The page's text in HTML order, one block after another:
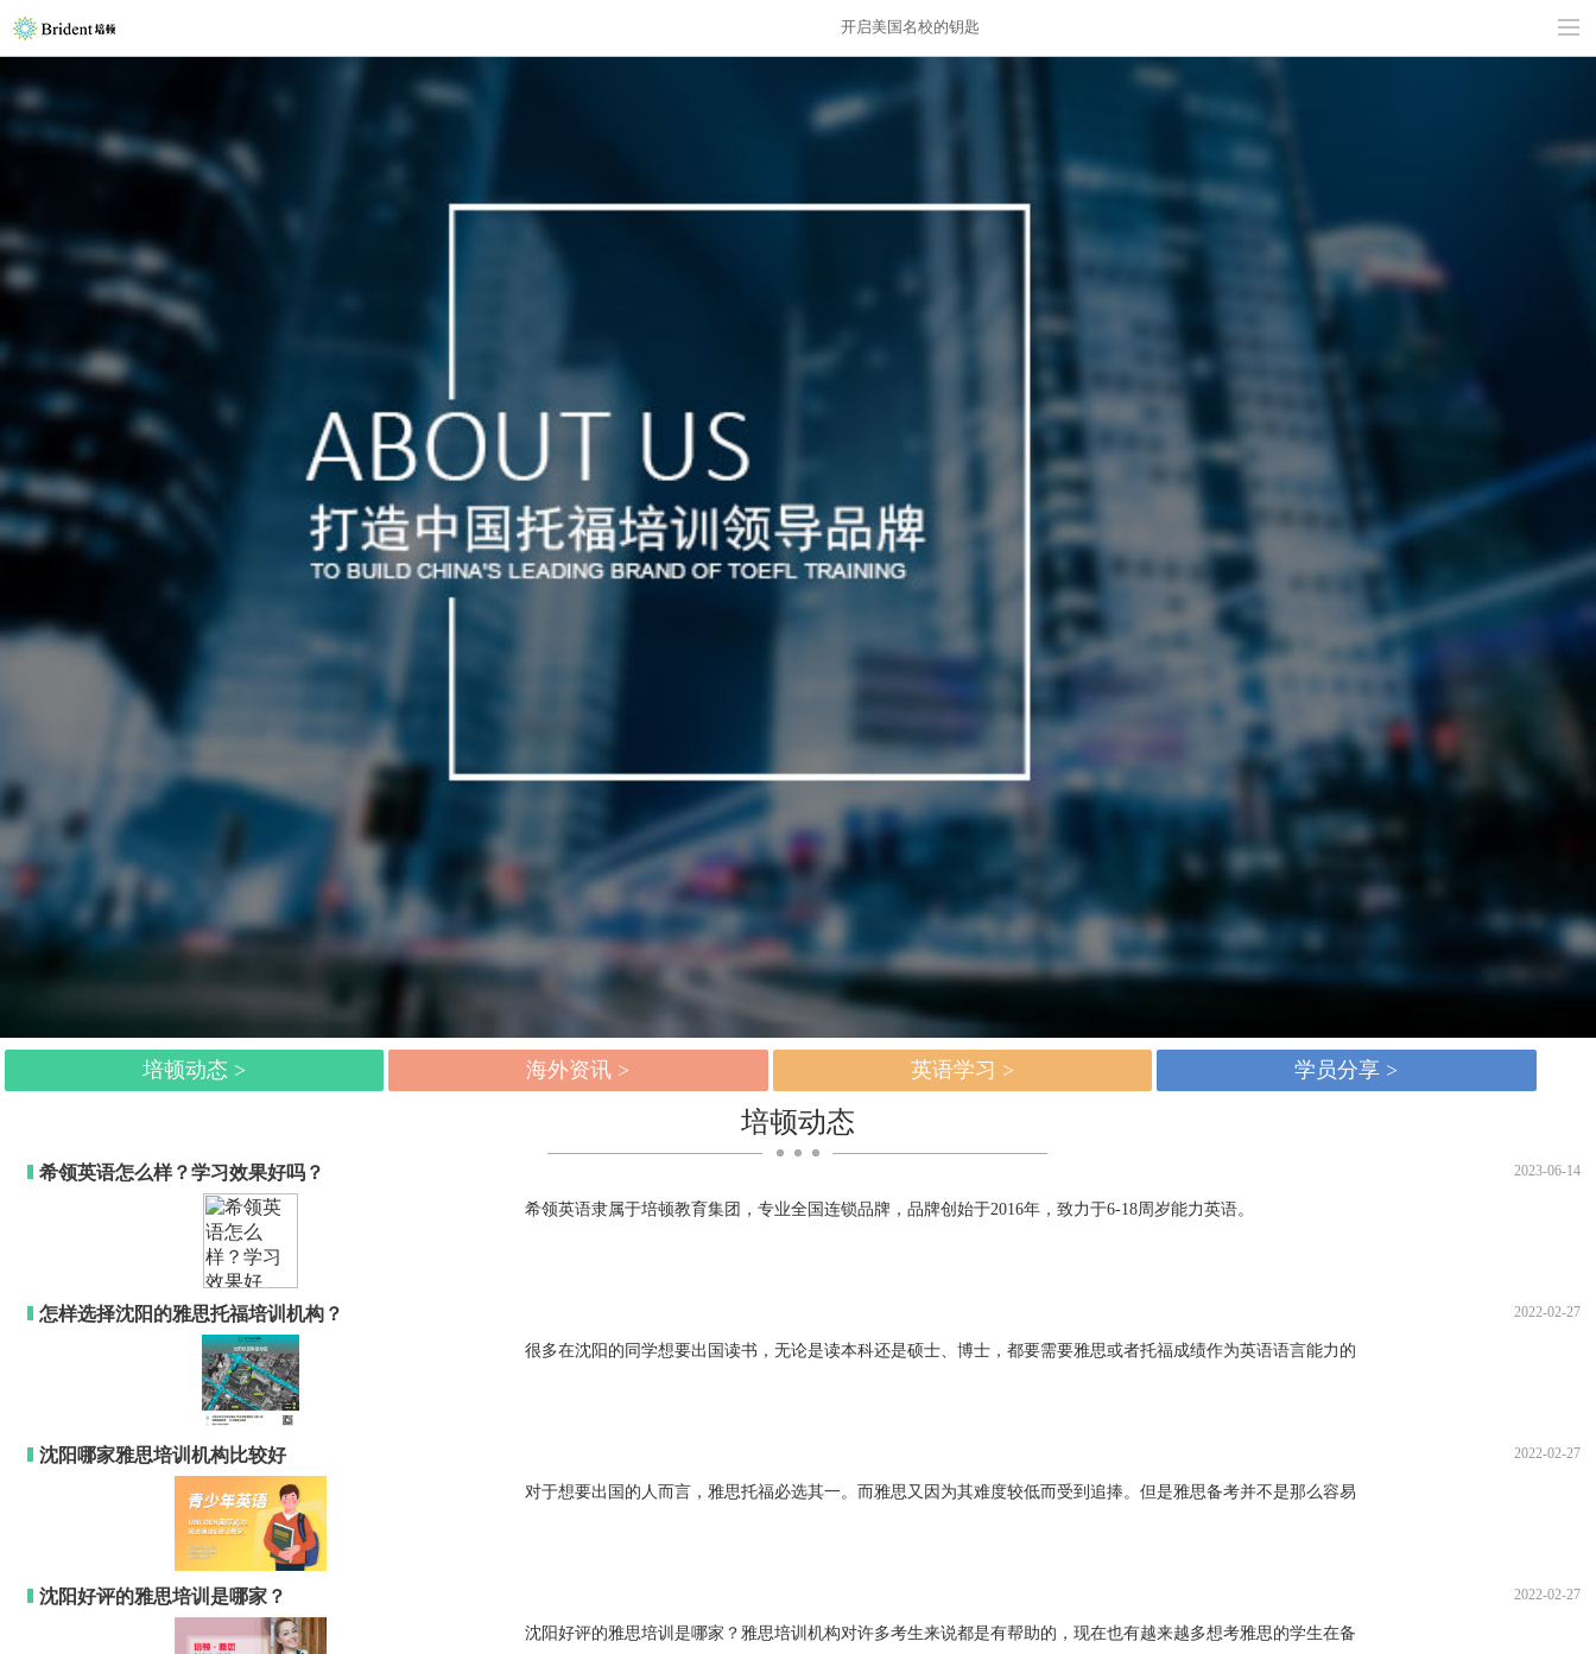
开启美国名校的钥匙
培顿动态 > 海外资讯 > 英语学习 > 学员分享 >
培顿动态
希领英语怎么样？学习效果好吗？ 2023-06-14
希领英语隶属于培顿教育集团，专业全国连锁品牌，品牌创始于2016年，致力于6-18周岁能力英语。
怎样选择沈阳的雅思托福培训机构？ 2022-02-27
很多在沈阳的同学想要出国读书，无论是读本科还是硕士、博士，都要需要雅思或者托福成绩作为英语语言能力的
沈阳哪家雅思培训机构比较好 2022-02-27
对于想要出国的人而言，雅思托福必选其一。而雅思又因为其难度较低而受到追捧。但是雅思备考并不是那么容易
沈阳好评的雅思培训是哪家？ 2022-02-27
沈阳好评的雅思培训是哪家？雅思培训机构对许多考生来说都是有帮助的，现在也有越来越多想考雅思的学生在备